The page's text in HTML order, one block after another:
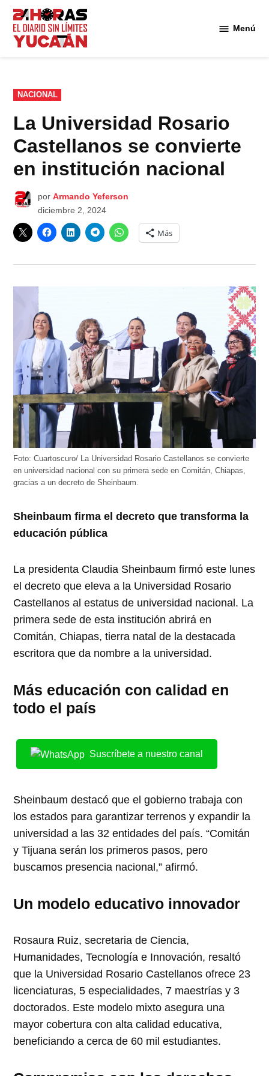
Saltar
contenido
Menú
PUBLICADO
EN
NACIONAL
La Universidad Rosario
Castellanos se convierte
en institución nacional
por Armando Yeferson
diciembre 2, 2024
Más
Foto: Cuartoscuro/ La Universidad Rosario Castellanos se convierte
en universidad nacional con su primera sede en Comitán, Chiapas,
gracias a un decreto de Sheinbaum.
Sheinbaum firma el decreto que transforma la
educación pública
La presidenta Claudia Sheinbaum firmó este lunes
el decreto que eleva a la Universidad Rosario
Castellanos al estatus de universidad nacional. La
primera sede de esta institución abrirá en
Comitán, Chiapas, tierra natal de la destacada
escritora que da nombre a la universidad.
Más educación con calidad en
todo el país
Suscríbete a nuestro canal
Sheinbaum destacó que el gobierno trabaja con
los estados para garantizar terrenos y expandir la
universidad a las 32 entidades del país. “Comitán
y Tijuana serán los primeros pasos, pero
buscamos presencia nacional,” afirmó.
Un modelo educativo innovador
Rosaura Ruiz, secretaria de Ciencia,
Humanidades, Tecnología e Innovación, resaltó
que la Universidad Rosario Castellanos ofrece 23
licenciaturas, 5 especialidades, 7 maestrías y 3
doctorados. Este modelo mixto asegura una
mayor cobertura con alta calidad educativa,
beneficiando a cerca de 60 mil estudiantes.